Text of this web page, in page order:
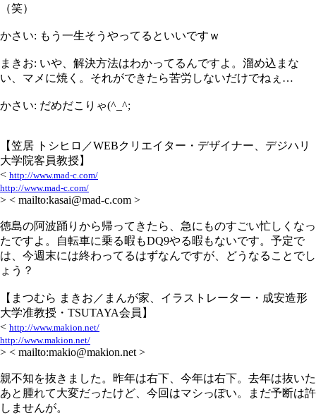
（笑）
かさい: もう一生そうやってるといいですｗ
まきお: いや、解決方法はわかってるんですよ。溜め込まな
い、マメに焼く。それができたら苦労しないだけでねぇ…
かさい: だめだこりゃ(^_^;
【笠居 トシヒロ／WEBクリエイター・デザイナー、デジハリ
大学院客員教授】
< http://www.mad-c.com/
http://www.mad-c.com/
> < mailto:kasai@mad-c.com >
徳島の阿波踊りから帰ってきたら、急にものすごい忙しくなっ
たですよ。自転車に乗る暇もDQ9やる暇もないです。予定で
は、今週末には終わってるはずなんですが、どうなることでし
ょう？
【まつむら まきお／まんが家、イラストレーター・成安造形
大学准教授・TSUTAYA会員】
< http://www.makion.net/
http://www.makion.net/
> < mailto:makio@makion.net >
親不知を抜きました。昨年は右下、今年は右下。去年は抜いた
あと腫れて大変だったけど、今回はマシっぽい。まだ予断は許
しませんが。